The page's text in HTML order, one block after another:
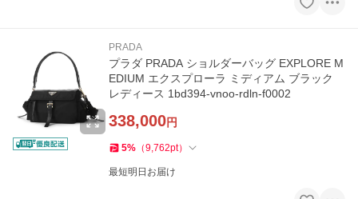
PRADA
プラダ PRADA ショルダーバッグ EXPLORE M
EDIUM エクスプローラ ミディアム ブラック
レディース 1bd394-vnoo-rdln-f0002
338,000円
5% （9,762pt）
最短明日お届け